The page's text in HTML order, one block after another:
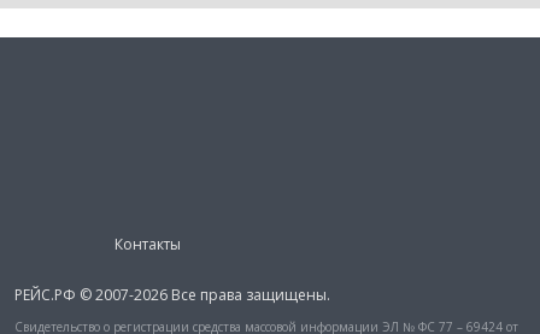
Контакты
РЕЙС.РФ © 2007-2026 Все права защищены.
Свидетельство о регистрации средства массовой информации ЭЛ № ФС 77 – 69424 от